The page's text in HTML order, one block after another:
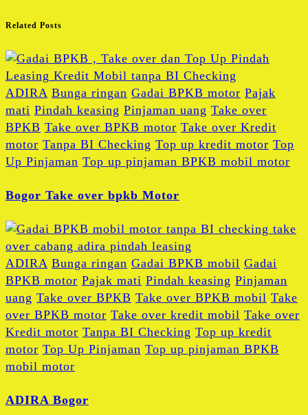
Related Posts
ADIRA Bunga ringan Gadai BPKB motor Pajak
mati Pindah keasing Pinjaman uang Take over
BPKB Take over BPKB motor Take over Kredit
motor Tanpa BI Checking Top up kredit motor Top
Up Pinjaman Top up pinjaman BPKB mobil motor
Bogor Take over bpkb Motor
ADIRA Bunga ringan Gadai BPKB mobil Gadai
BPKB motor Pajak mati Pindah keasing Pinjaman
uang Take over BPKB Take over BPKB mobil Take
over BPKB motor Take over kredit mobil Take over
Kredit motor Tanpa BI Checking Top up kredit
motor Top Up Pinjaman Top up pinjaman BPKB
mobil motor
ADIRA Bogor